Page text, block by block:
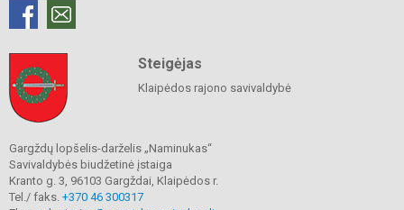
Steigėjas
Klaipėdos rajono savivaldybė
Gargždų lopšelis-darželis „Naminukas“
Savivaldybės biudžetinė įstaiga
Kranto g. 3, 96103 Gargždai, Klaipėdos r.
Tel./ faks. +370 46 300317